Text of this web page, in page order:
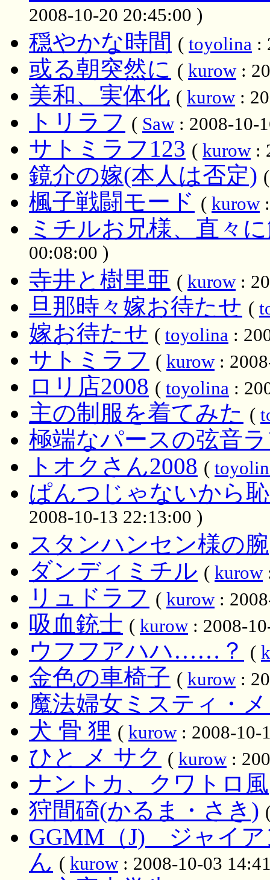
2008-10-20 20:45:00 )
穏やかな時間 ( toyolina :
或る朝突然に ( kurow:
美和、実体化 ( kurow:
トリラフ ( Saw: 2008-10-
サトミラフ123 ( kurow:
鏡介の嫁(本人は否定)
楓子戦闘モード ( kurow:
ミチルお兄様、直々
00:08:00 )
寺井と樹里亜 ( kurow:
旦那時々嫁お待たせ (
嫁お待たせ ( toyolina :
サトミラフ ( kurow:
ロリ店2008 ( toyolina :
主の制服を着てみた (
極端なパースの弦音
トオクさん2008 (
ぱんつじゃないから
2008-10-13 22:13:00 )
スタンハンセン様の腕
ダンディミチル ( kurow
リュドラフ ( kurow:
吸血銃士 ( kurow: 2008-
ウフフアハハ……？ (
金色の車椅子 ( kurow:
魔法婦女ミスティ・
犬 骨 狸 ( kurow: 2008-10-
ひと メ サク ( kurow:
ナントカ、クワトロ風
狩間碕(かるま・さき)
GGMM（J) ジャイア
ん ( kurow: 2008-10-03